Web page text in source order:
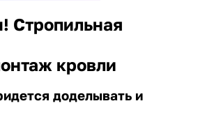
Стропильная
кровли
доделывать и